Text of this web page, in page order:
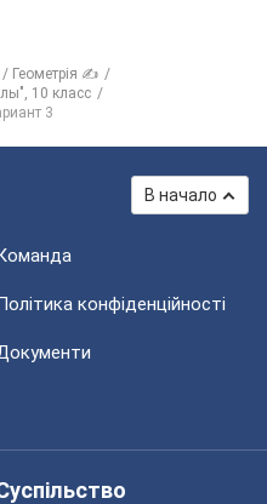
Геометрія ✍
10 класс
3
В начало
конфіденційності